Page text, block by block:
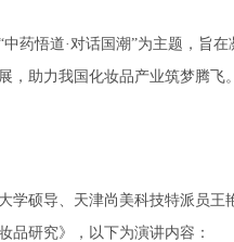
中药悟道·对话国潮”为主题，旨
，助力我国化妆品产业筑梦腾飞。
学硕导、天津尚美科技特派员
品研究》，以下为演讲内容：